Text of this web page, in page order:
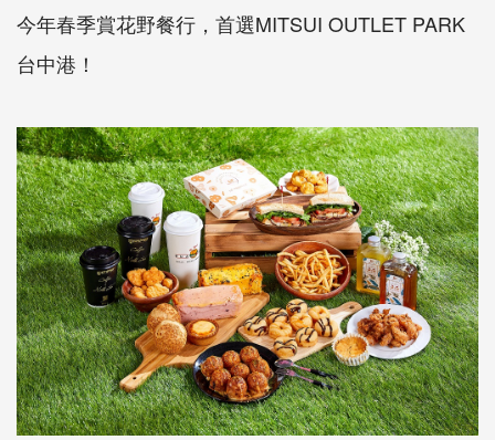
今年春季賞花野餐行，首選MITSUI OUTLET PARK
台中港！